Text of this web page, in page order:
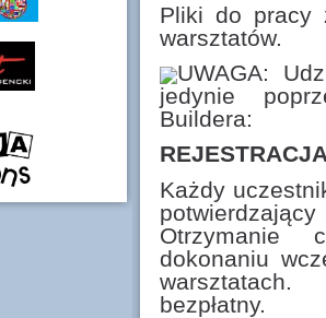
Pliki do pracy
warsztatów.
UWAGA:
jedynie
Buildera:
Każdy
Otrzymanie
dokonaniu
bezpłatny.